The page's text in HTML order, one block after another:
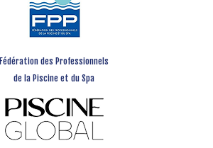
Fédération des Professionnels
de la Piscine et du Spa